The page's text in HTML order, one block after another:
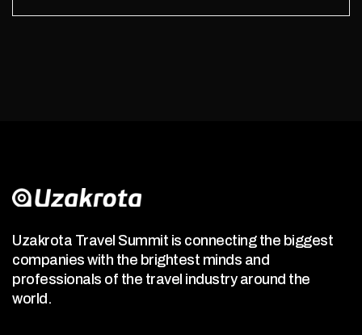
Uzakrota Travel Summit is connecting the biggest
companies with the brightest minds and
professionals of the travel industry around the
world.